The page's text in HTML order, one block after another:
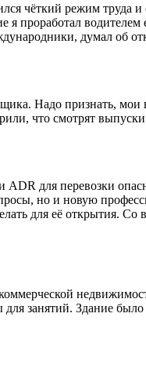
чёткий режим труда
проработал водителем
думал об
Надо признать, мои
что смотрят
ADR для перевозки
но и новую
для её открытия. Со
занятий. Здание